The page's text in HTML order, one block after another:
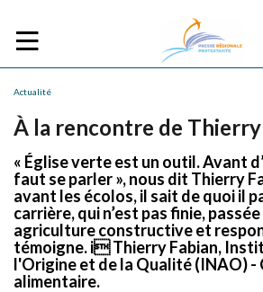
Actualité
À la rencontre de Thierry
« Église verte est un outil. Avant
faut se parler », nous dit Thierry
avant les écolos, il sait de quoi il
carrière, qui n’est pas finie,
agriculture constructive et
témoigne. i Thierry Fabian,
l'Origine et de la Qualité (INAO) -
alimentaire.